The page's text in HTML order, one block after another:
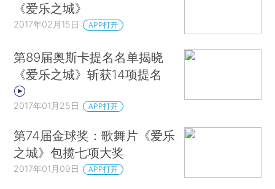
《爱乐之城》
2017年02月15日 APP打开
第89届奥斯卡提名名单揭晓
《爱乐之城》斩获14项提名
2017年01月25日 APP打开
第74届金球奖：歌舞片《爱乐
之城》包揽七项大奖
2017年01月09日 APP打开